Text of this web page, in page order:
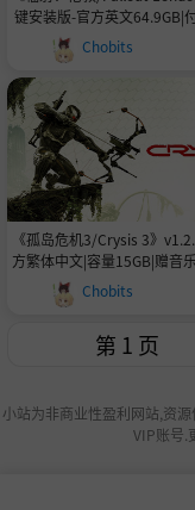
键安装版-官方英文64.9GB|
获取地址
Chobits
《孤岛危机3/Crysis 3》
方繁体中文|容量15GB|赠音
项修改器|赠全收集升级解锁
游戏攻略
Chobits
小站为非商业性盈利网站,资
VIP账号.